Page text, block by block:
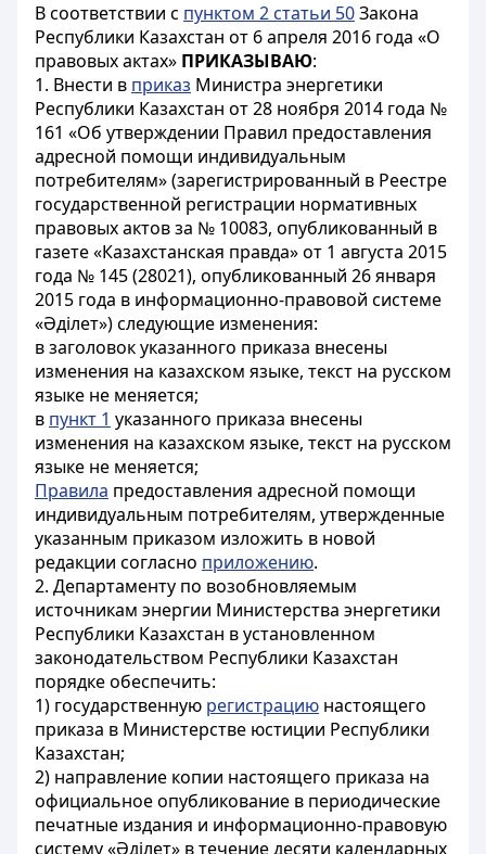
В соответствии с пунктом 2 статьи 50Закона
Республики Казахстан от 6 апреля 2016 года «О
правовых актах» ПРИКАЗЫВАЮ:
1. Внести в приказ Министра энергетики
Республики Казахстан от 28 ноября 2014 года №
161 «Об утверждении Правил предоставления
адресной помощи индивидуальным
потребителям» (зарегистрированный в Реестре
государственной регистрации нормативных
правовых актов за № 10083, опубликованный в
газете «Казахстанская правда» от 1 августа 2015
года № 145 (28021), опубликованный 26 января
2015 года в информационно-правовой системе
«Әділет») следующие изменения:
в заголовок указанного приказа внесены
изменения на казахском языке, текст на русском
языке не меняется;
в пункт 1 указанного приказа внесены
изменения на казахском языке, текст на русском
языке не меняется;
Правила предоставления адресной помощи
индивидуальным потребителям, утвержденные
указанным приказом изложить в новой
редакции согласно приложению.
2. Департаменту по возобновляемым
источникам энергии Министерства энергетики
Республики Казахстан в установленном
законодательством Республики Казахстан
порядке обеспечить:
1) государственную регистрацию настоящего
приказа в Министерстве юстиции Республики
Казахстан;
2) направление копии настоящего приказа на
официальное опубликование в периодические
печатные издания и информационно-правовую
систему «Әділет» в течение десяти календарных